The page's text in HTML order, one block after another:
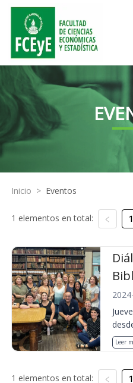
Inicio > Eventos
1 elementos en total: 1
Leer
1 elementos en total: 1